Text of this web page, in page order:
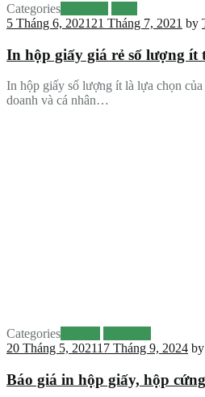
Categories
5 Tháng 6, 2021 21 Tháng 7, 2021 by
In hộp giấy giá rẻ số lượng ít
In hộp giấy số lượng ít là lựa chọn
doanh và cá nhân…
Categories
20 Tháng 5, 202117 Tháng 9, 2024 by
Báo giá in hộp giấy, hộp cứng